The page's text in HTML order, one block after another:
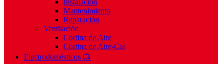
Instalación
Mantenimiento
Reparación
Ventilación
Cortina de Aire
Cortina de Aire-Cal
Electrodomésticos 📺